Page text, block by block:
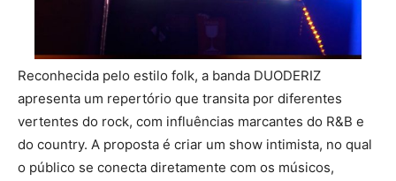
Reconhecida pelo estilo folk, a banda DUODERIZ
apresenta um repertório que transita por diferentes
vertentes do rock, com influências marcantes do R&B e
do country. A proposta é criar um show intimista, no qual
o público se conecta diretamente com os músicos,